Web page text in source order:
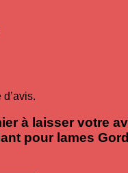
d’avis.
à laisser votre
pour lames